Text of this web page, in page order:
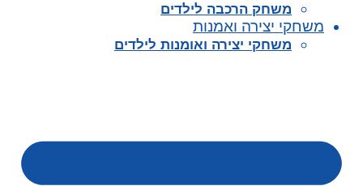
משחק הרכבה לילדים
משחקי יצירה ואמנות
משחקי יצירה ואומנות לילדים